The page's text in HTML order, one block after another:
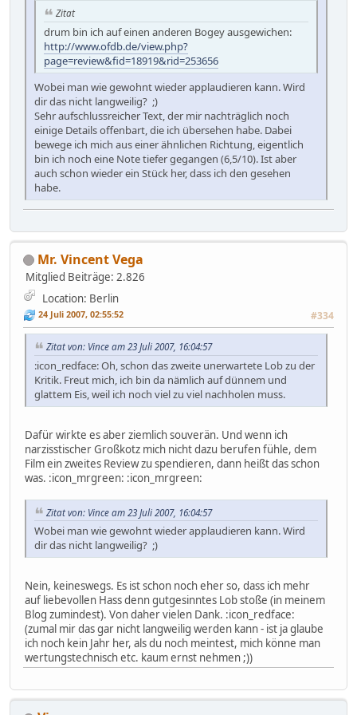
Zitat
drum bin ich auf einen anderen Bogey ausgewichen:
http://www.ofdb.de/view.php?
page=review&fid=18919&rid=253656
Wobei man wie gewohnt wieder applaudieren kann. Wird
dir das nicht langweilig? ;)
Sehr aufschlussreicher Text, der mir nachträglich noch
einige Details offenbart, die ich übersehen habe. Dabei
bewege ich mich aus einer ähnlichen Richtung, eigentlich
bin ich noch eine Note tiefer gegangen (6,5/10). Ist aber
auch schon wieder ein Stück her, dass ich den gesehen
habe.
Mr. Vincent Vega
Mitglied Beiträge: 2.826
Location: Berlin
24 Juli 2007, 02:55:52 #334
Zitat von: Vince am 23 Juli 2007, 16:04:57
:icon_redface: Oh, schon das zweite unerwartete Lob zu der
Kritik. Freut mich, ich bin da nämlich auf dünnem und
glattem Eis, weil ich noch viel zu viel nachholen muss.
Dafür wirkte es aber ziemlich souverän. Und wenn ich
narzisstischer Großkotz mich nicht dazu berufen fühle, dem
Film ein zweites Review zu spendieren, dann heißt das schon
was. :icon_mrgreen: :icon_mrgreen:
Zitat von: Vince am 23 Juli 2007, 16:04:57
Wobei man wie gewohnt wieder applaudieren kann. Wird
dir das nicht langweilig? ;)
Nein, keineswegs. Es ist schon noch eher so, dass ich mehr
auf liebevollen Hass denn gutgesinntes Lob stoße (in meinem
Blog zumindest). Von daher vielen Dank. :icon_redface:
(zumal mir das gar nicht langweilig werden kann - ist ja glaube
ich noch kein Jahr her, als du noch meintest, mich könne man
wertungstechnisch etc. kaum ernst nehmen ;))